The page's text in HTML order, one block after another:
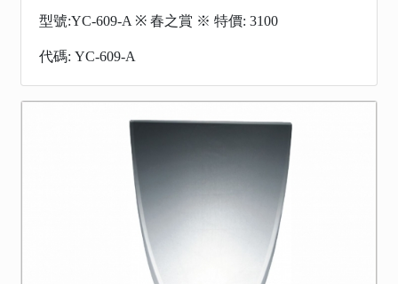
型號:YC-609-A ※ 春之賞 ※ 特價: 3100
代碼: YC-609-A